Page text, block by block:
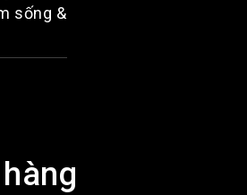
sống &
không